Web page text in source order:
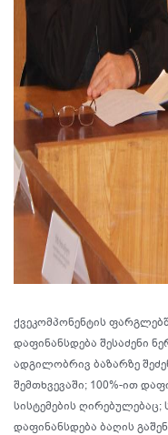
ქვეკომპონენტის
დაფინანსდება შესაძენი
ადგილობრივ ბაზარზე
შემთხვევაში; 100%-ით
სისტემების ღირებულებაც;
დაფინანსდება ბაღის